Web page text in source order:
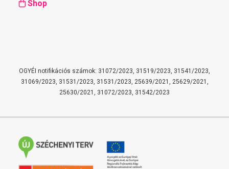
Shop
OGYÉI notifikációs számok: 31072/2023, 31519/2023, 31541/2023,
31069/2023, 31531/2023, 31531/2023, 25639/2021, 25629/2021,
25630/2021, 31072/2023, 31542/2023